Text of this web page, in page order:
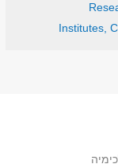
Institutes,